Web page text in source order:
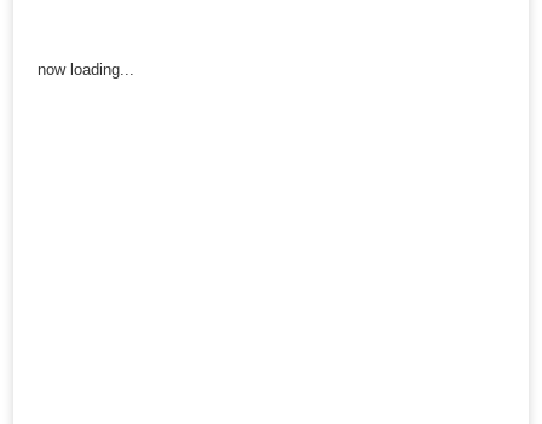
now loading...